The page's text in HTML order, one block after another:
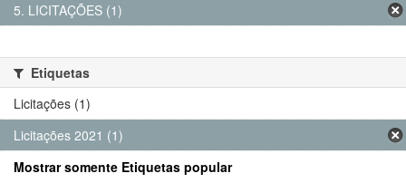
5. LICITAÇÕES (1)
Etiquetas
Licitações (1)
Licitações 2021 (1)
Mostrar somente Etiquetas popular